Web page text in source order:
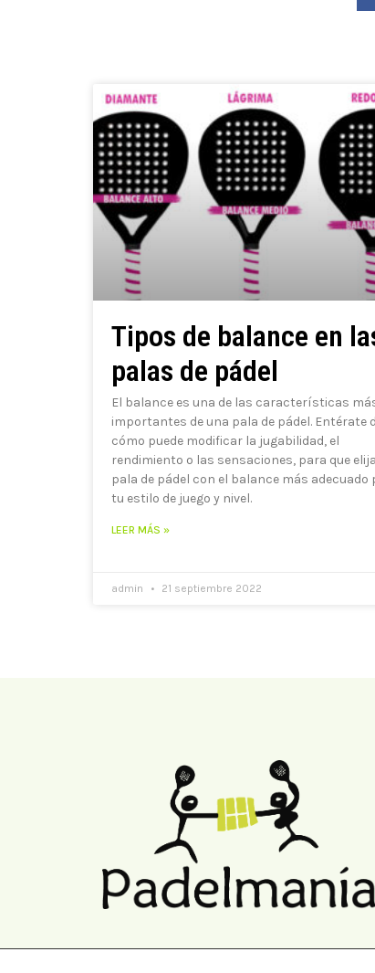
Tipos de balance en
palas de pádel
El balance es una de las características
importantes de una pala de pádel. Entérate
cómo puede modificar la jugabilidad, el
rendimiento o las sensaciones, para que
pala de pádel con el balance más adecuado
tu estilo de juego y nivel.
LEER MÁS »
admin 21 septiembre 2022